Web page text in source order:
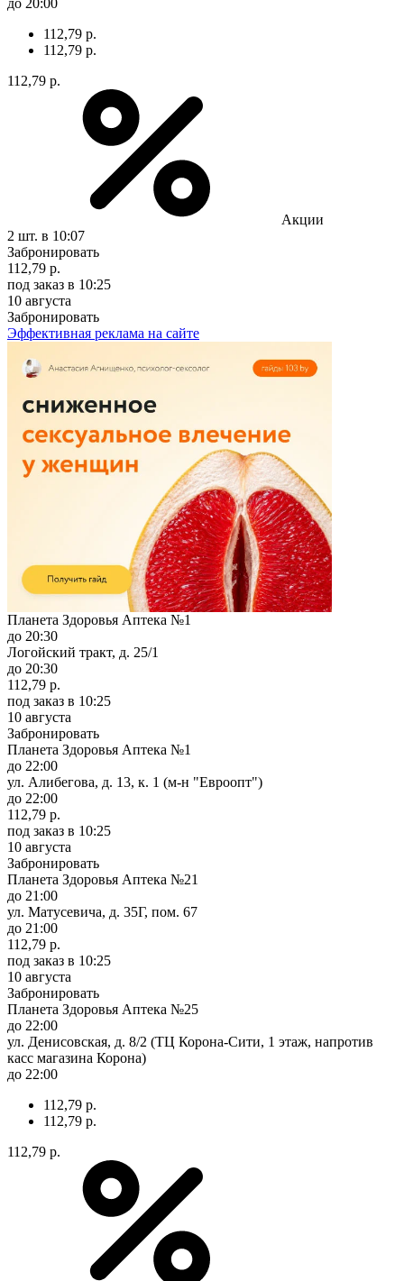
112,79 р.
112,79 р.
112,79 р.
Акции
2 шт. в 10:07
Забронировать
112,79 р.
под заказ в 10:25
10 августа
Забронировать
Эффективная реклама на сайте
Планета Здоровья Аптека №1
до 20:30
Логойский тракт, д. 25/1
до 20:30
112,79 р.
под заказ в 10:25
10 августа
Забронировать
Планета Здоровья Аптека №1
до 22:00
ул. Алибегова, д. 13, к. 1 (м-н "Евроопт")
до 22:00
112,79 р.
под заказ в 10:25
10 августа
Забронировать
Планета Здоровья Аптека №21
до 21:00
ул. Матусевича, д. 35Г, пом. 67
до 21:00
112,79 р.
под заказ в 10:25
10 августа
Забронировать
Планета Здоровья Аптека №25
до 22:00
ул. Денисовская, д. 8/2 (ТЦ Корона-Сити, 1 этаж, напротив
касс магазина Корона)
до 22:00
112,79 р.
112,79 р.
112,79 р.